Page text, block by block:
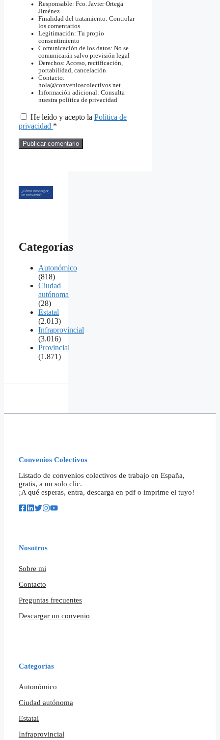
Responsable: Fco. Javier Ortega
Jiménez
Finalidad del tratamiento: Controlar
los comentarios
Legitimación: Tu propio
consentimiento
Comunicación de los datos: No se
comunicarán salvo previsión legal
Derechos: Acceso, rectificación,
portabilidad, cancelación
Contacto:
hola@convenioscolectivos.net
Información adicional: Consulta
nuestra política de privacidad
He leído y acepto la Política de
privacidad *
Categorías
Autonómico
(818)
Ciudad
autónoma
(28)
Estatal
(2.013)
Infraprovincial
(3.016)
Provincial
(1.871)
Convenios Colectivos
Listado de convenios colectivos de trabajo en España,
gratis, a un solo clic.
¡A qué esperas, entra, descarga en pdf o imprime el tuyo!
Nosotros
Sobre mi
Contacto
Preguntas frecuentes
Descargar un convenio
Categorías
Autonómico
Ciudad autónoma
Estatal
Infraprovincial